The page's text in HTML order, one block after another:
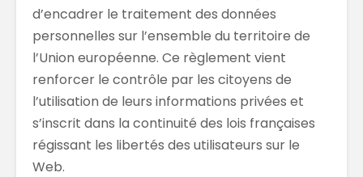
d’encadrer le traitement des données
personnelles sur l’ensemble du territoire de
l’Union européenne. Ce règlement vient
renforcer le contrôle par les citoyens de
l’utilisation de leurs informations privées et
s’inscrit dans la continuité des lois françaises
régissant les libertés des utilisateurs sur le
Web.